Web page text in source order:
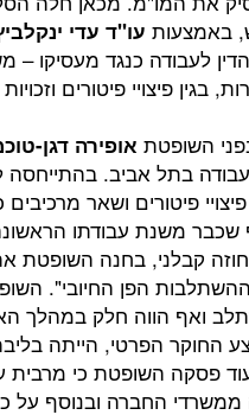
עו"ד עדי ינקלביץ',הגיש
כנגד מעסיקו – משרד
פיטורים וזכויות סוציאליות.
אופירה דגן-טוכמר , בבית
אביב. בהתייחסה לזכאותו של
ושאר מרכיבים כשל עובד
עבודתו הראשונה התקשר
בחנה השופטת את התביעה
החיובי". השופטת פסקה
חלק במהלך הארגוני וכי
הייתה בליבת הפעילות
כי מרבית עבודתו של
ובנוסף על כך, כאשר